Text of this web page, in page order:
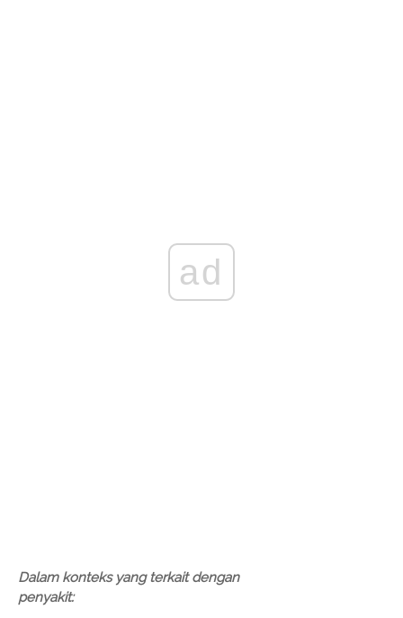
ad
Dalam konteks yang terkait dengan
penyakit: